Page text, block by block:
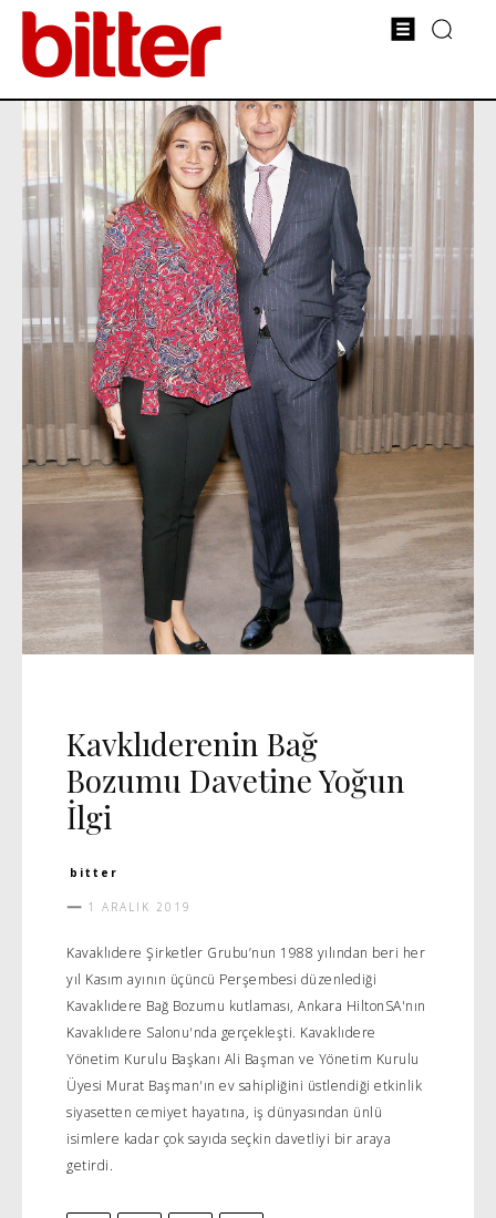
Kavklıderenin Bağ
Bozumu Davetine Yoğun
İlgi
bitter
1 ARALIK 2019
Kavaklıdere Şirketler Grubu’nun 1988 yılından beri her
yıl Kasım ayının üçüncü Perşembesi düzenlediği
Kavaklıdere Bağ Bozumu kutlaması, Ankara HiltonSA'nın
Kavaklıdere Salonu'nda gerçekleşti. Kavaklıdere
Yönetim Kurulu Başkanı Ali Başman ve Yönetim Kurulu
Üyesi Murat Başman'ın ev sahipliğini üstlendiği etkinlik
siyasetten cemiyet hayatına, iş dünyasından ünlü
isimlere kadar çok sayıda seçkin davetliyi bir araya
getirdi.